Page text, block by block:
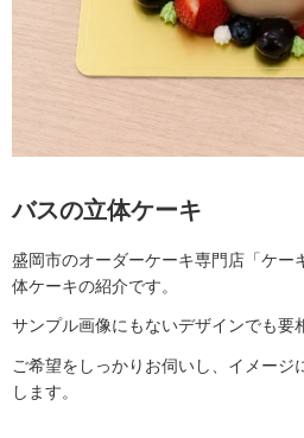
バスの立体ケーキ
盛岡市のオーダーケーキ専門店「ケー
体ケーキの紹介です。
サンプル画像にもないデザインでも要
ご希望をしっかりお伺いし、イメージ
します。